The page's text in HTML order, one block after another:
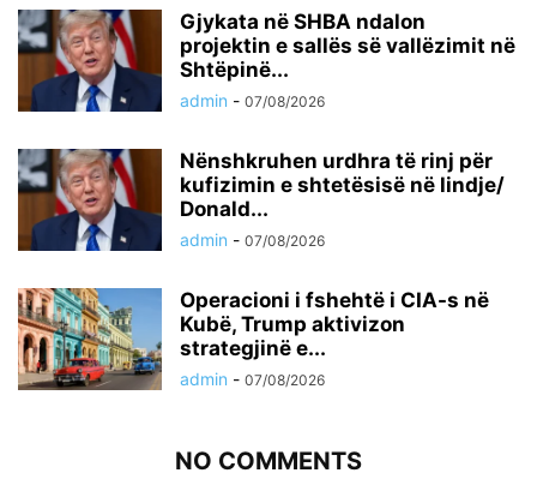
Gjykata në SHBA ndalon
projektin e sallës së vallëzimit në
Shtëpinë...
admin - 07/08/2026
Nënshkruhen urdhra të rinj për
kufizimin e shtetësisë në lindje/
Donald...
admin - 07/08/2026
Operacioni i fshehtë i CIA-s në
Kubë, Trump aktivizon
strategjinë e...
admin - 07/08/2026
NO COMMENTS